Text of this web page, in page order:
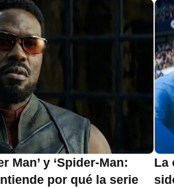
Man’ y ‘Spider-Man:
por qué la serie
La